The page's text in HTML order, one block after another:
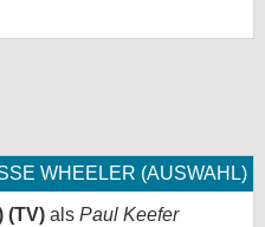
WHEELER (AUSWAHL)
(TV) als Paul Keefer